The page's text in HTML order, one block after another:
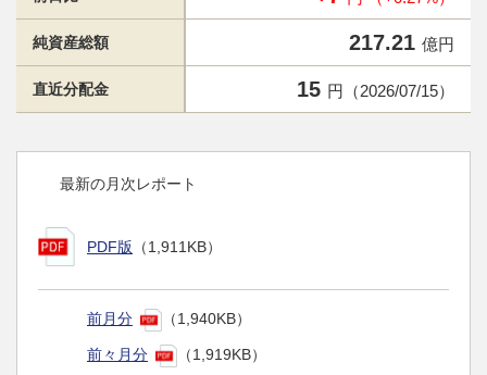
純資産総額 217.21 億円
直近分配金 15 円（2026/07/15）
最新の月次レポート
PDF版 （1,911KB）
前月分 （1,940KB）
前々月分 （1,919KB）